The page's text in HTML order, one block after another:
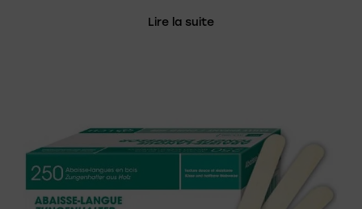
Lire la suite